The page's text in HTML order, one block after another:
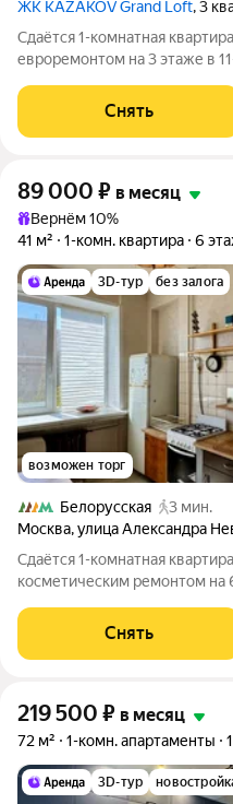
ЖК KAZAKOV Grand Loft, 3
Сдаётся 1-комнатная
евроремонтом на 3 этаже в
Стиральная машина Холодильник Посудомоечная машина
Кондиционер Дом -
Снять
89 000 ₽ в месяц
Вернём 10%
41 м²
1-комн. квартира 6
3D-тур без залога
возможен торг
Белорусская
3 мин.
Москва,улица Александра
Сдаётся 1-комнатная
косметическим ремонтом на
двор. Есть консьерж. В
Снять
219 500 ₽ в месяц
72 м² 1-комн. апартаменты
3D-тур